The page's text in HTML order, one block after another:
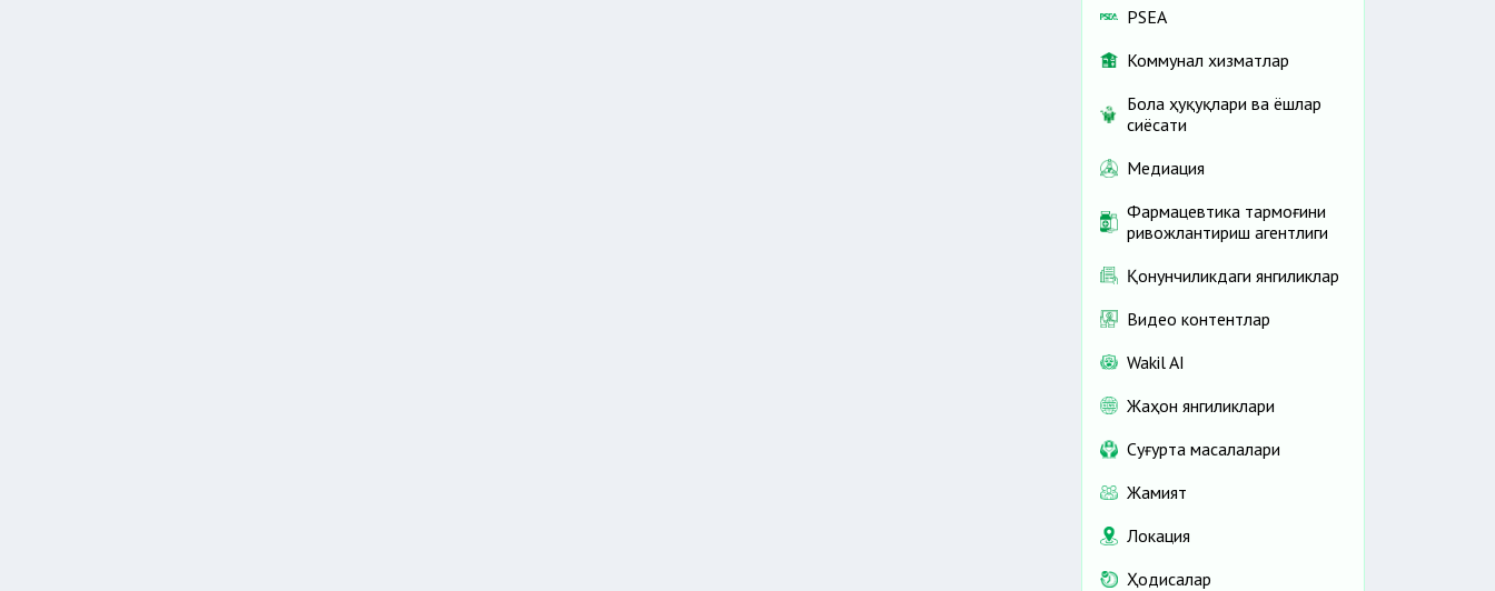
PSEA
Коммунал хизматлар
Бола ҳуқуқлари ва ёшлар
сиёсати
Медиация
Фармацевтика тармоғини
ривожлантириш агентлиги
Қонунчиликдаги янгиликлар
Видео контентлар
Wakil AI
Жаҳон янгиликлари
Cуғурта масалалари
Жамият
Локация
Ҳодисалар